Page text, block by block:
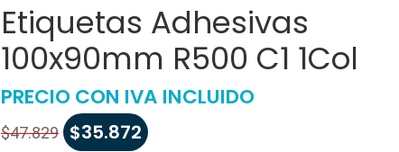
Etiquetas Adhesivas
100x90mm R500 C1 1Col
PRECIO CON IVA INCLUIDO
$47.829 $35.872